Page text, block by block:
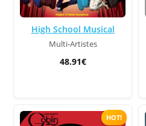
High School Musical
Multi-Artistes
48.91€
HOT!